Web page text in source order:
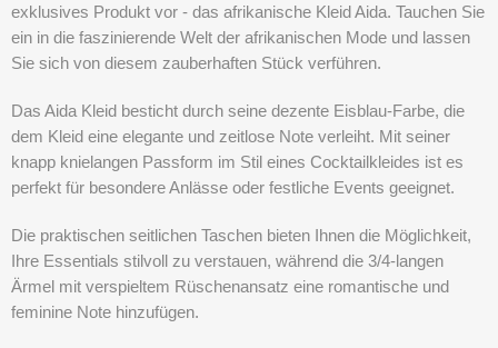
exklusives Produkt vor - das afrikanische Kleid Aida. Tauchen Sie
ein in die faszinierende Welt der afrikanischen Mode und lassen
Sie sich von diesem zauberhaften Stück verführen.
Das Aida Kleid besticht durch seine dezente Eisblau-Farbe, die
dem Kleid eine elegante und zeitlose Note verleiht. Mit seiner
knapp knielangen Passform im Stil eines Cocktailkleides ist es
perfekt für besondere Anlässe oder festliche Events geeignet.
Die praktischen seitlichen Taschen bieten Ihnen die Möglichkeit,
Ihre Essentials stilvoll zu verstauen, während die 3/4-langen
Ärmel mit verspieltem Rüschenansatz eine romantische und
feminine Note hinzufügen.